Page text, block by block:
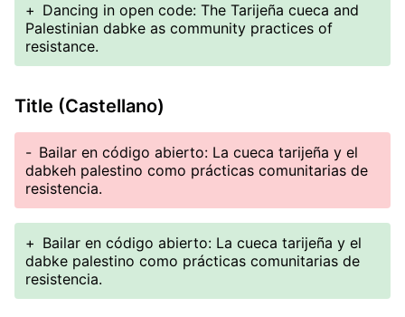
+ Dancing in open code: The Tarijeña cueca and
Palestinian dabke as community practices of
resistance.
Title (Castellano)
- Bailar en código abierto: La cueca tarijeña y el
dabkeh palestino como prácticas comunitarias de
resistencia.
+ Bailar en código abierto: La cueca tarijeña y el
dabke palestino como prácticas comunitarias de
resistencia.